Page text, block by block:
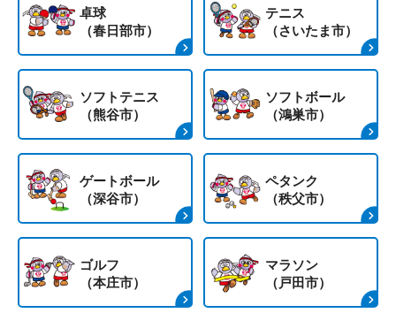
卓球
（春日部市）
テニス
（さいたま市）
ソフトテニス
（熊谷市）
ソフトボール
（鴻巣市）
ゲートボール
（深谷市）
ペタンク
（秩父市）
ゴルフ
（本庄市）
マラソン
（戸田市）